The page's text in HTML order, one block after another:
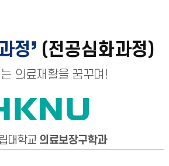
정 (전공심화과정)
의료재활을 꿈꾸며!
대학교 의료보장구학과